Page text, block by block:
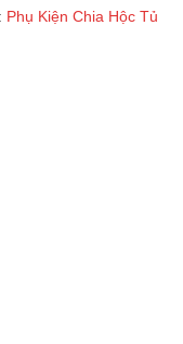
Phụ Kiện Chia Hộc Tủ